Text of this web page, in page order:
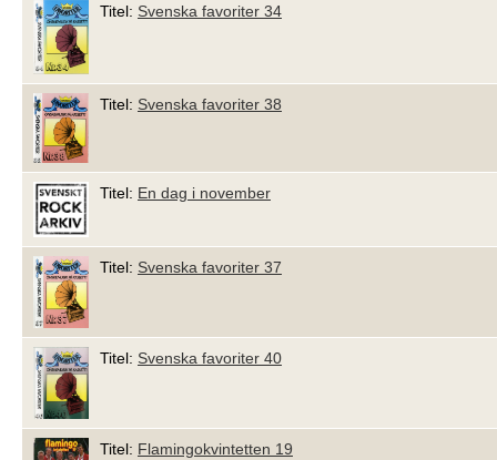
Titel: Svenska favoriter 34
Titel: Svenska favoriter 38
Titel: En dag i november
Titel: Svenska favoriter 37
Titel: Svenska favoriter 40
Titel: Flamingokvintetten 19